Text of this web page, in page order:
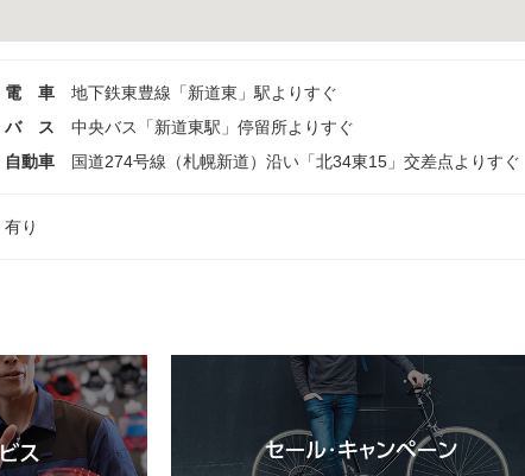
電 車
地下鉄東豊線「新道東」駅よりすぐ
バ ス
中央バス「新道東駅」停留所よりすぐ
自動車
国道274号線（札幌新道）沿い「北34東15」交差点よりすぐ
有り